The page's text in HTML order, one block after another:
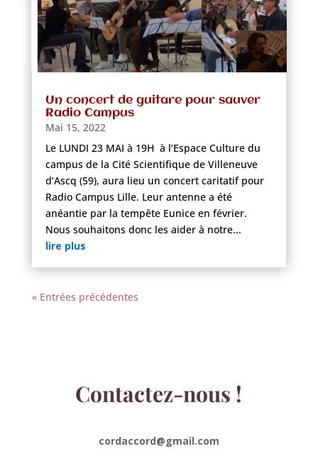
Un concert de guitare pour sauver
Radio Campus
Mai 15, 2022
Le LUNDI 23 MAI à 19H à l’Espace Culture du
campus de la Cité Scientifique de Villeneuve
d’Ascq (59), aura lieu un concert caritatif pour
Radio Campus Lille. Leur antenne a été
anéantie par la tempête Eunice en février.
Nous souhaitons donc les aider à notre...
lire plus
« Entrées précédentes
Contactez-nous !
cordaccord@gmail.com